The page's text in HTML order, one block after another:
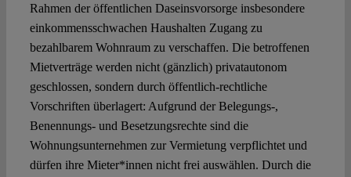
Rahmen der öffentlichen Daseinsvorsorge insbesondere
einkommensschwachen Haushalten Zugang zu
bezahlbarem Wohnraum zu verschaffen. Die betroffenen
Mietverträge werden nicht (gänzlich) privatautonom
geschlossen, sondern durch öffentlich-rechtliche
Vorschriften überlagert: Aufgrund der Belegungs-,
Benennungs- und Besetzungsrechte sind die
Wohnungsunternehmen zur Vermietung verpflichtet und
dürfen ihre Mieter*innen nicht frei auswählen. Durch die